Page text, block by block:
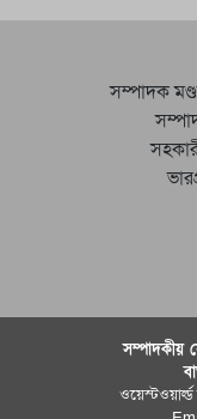
সম্পাদক
সম্পাদকীয়